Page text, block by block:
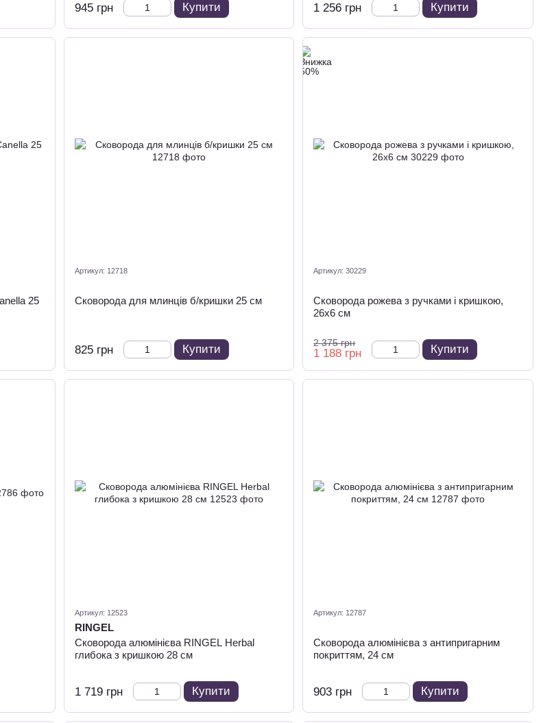
945 грн Купити 1 256 грн Купити
25
Артикул: 12718
Сковорода для млинців б/кришки 25 см
825 грн Купити
Артикул: 30229
Сковорода рожева з ручками і кришкою,
26х6 см
2 375 грн
1 188 грн Купити
Артикул: 12523
RINGEL
Сковорода алюмінієва RINGEL Herbal
глибока з кришкою 28 см
1 719 грн Купити
Артикул: 12787
Сковорода алюмінієва з антипригарним
покриттям, 24 см
903 грн Купити